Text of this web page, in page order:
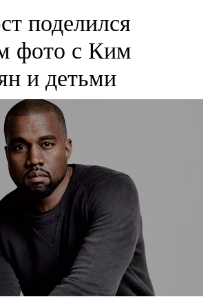
поделился
фото с Ким
и детьми